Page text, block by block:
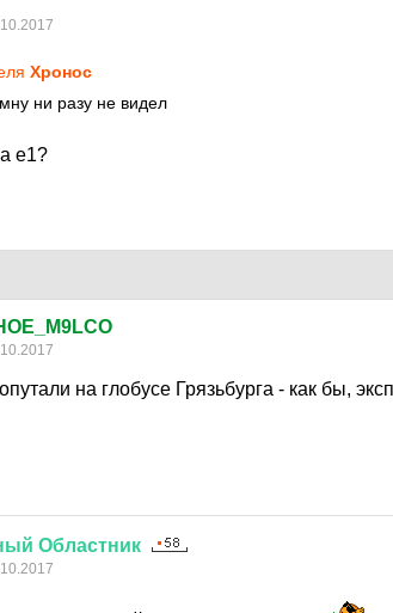
Хронос
ни разу не видел
е1?
на глобусе Грязьбурга - как бы,
Областник